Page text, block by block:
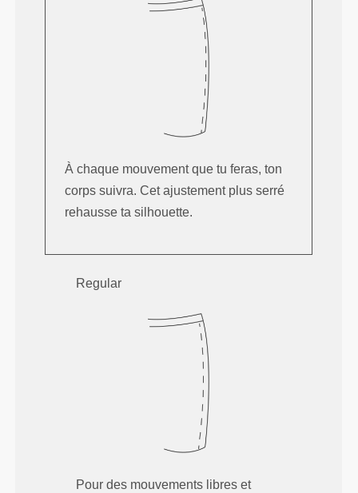
À chaque mouvement que tu feras, ton
corps suivra. Cet ajustement plus serré
rehausse ta silhouette.
Regular
Pour des mouvements libres et